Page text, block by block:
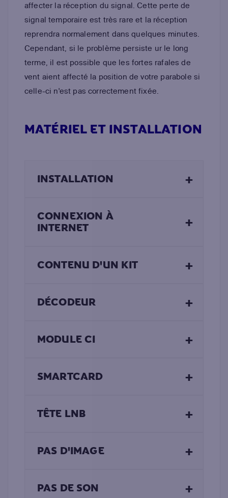
affecter la réception du signal. Cette perte de
signal temporaire est très rare et la réception
reprendra normalement dans quelques minutes.
Cependant, si le problème persiste ur le long
terme, il est possible que les fortes rafales de
vent aient affecté la position de votre parabole si
celle-ci n'est pas correctement fixée.
MATÉRIEL ET INSTALLATION
INSTALLATION +
CONNEXION À
INTERNET
+
CONTENU D'UN KIT +
DÉCODEUR +
MODULE CI +
SMARTCARD +
TÊTE LNB +
PAS D'IMAGE +
PAS DE SON +